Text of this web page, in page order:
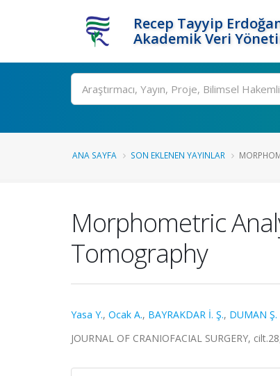
Recep Tayyip
Akademik Veri
Ara
ANA SAYFA SON EKLENEN YAYINLAR
Morphometric
Tomography
Yasa Y., Ocak A., BAYRAKDAR İ. Ş., DUMAN Ş.
JOURNAL OF CRANIOFACIAL SURGERY,